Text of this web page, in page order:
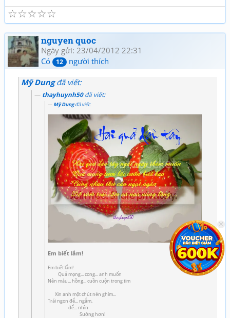
Giao lưu thơ, Quan họ
☆
☆
☆
☆
☆
nguyen quoc
Ngày gửi: 23/04/2012 22:31
Có
12 người thích
Mỹ Dungđã viết:
thayhuynh50đã viết:
Mỹ Dungđã viết:
Em biết lắm!
Em biết lắm!
Quả mọng... cong... anh muốn
Nên máu... hồng... cuồn cuộn trong tim
Xin anh một chút nén ghìm...
Trái ngon để... ngắm,
để... nhìn
Sướng hơn!